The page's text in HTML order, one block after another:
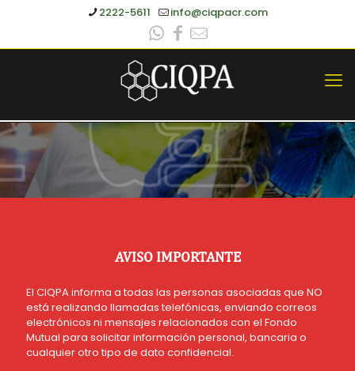
2222-5611 info@ciqpacr.com
AVISO IMPORTANTE
El CIQPA informa a todas las personas asociadas que NO
está realizando llamadas telefónicas, enviando correos
electrónicos ni mensajes relacionados con el Fondo
Mutual para solicitar información personal, bancaria o
cualquier otro tipo de dato confidencial.